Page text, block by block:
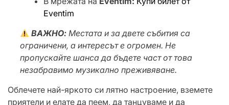
Eventim
ВАЖНО: Местата и за двете събития са
ограничени, а интересът е огромен. Не
пропускайте шанса да бъдете част от това
незабравимо музикално преживяване.
Облечете най-яркото си лятно настроение, вземете
приятели и елате да пеем, да танцуваме и да